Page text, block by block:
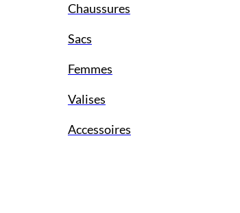
Chaussures
Sacs
Femmes
Valises
Accessoires